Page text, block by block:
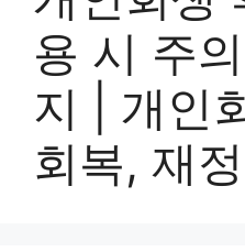
용 시 주
지 | 개인
회복, 재